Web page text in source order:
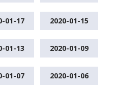
01-17 2020-01-15
01-13 2020-01-09
01-07 2020-01-06